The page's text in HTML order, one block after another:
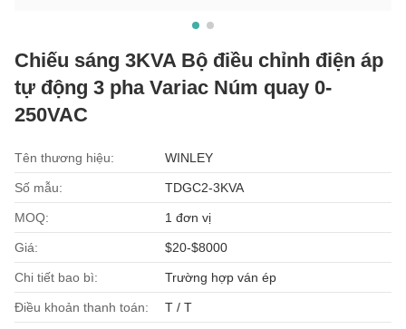
Chiếu sáng 3KVA Bộ điều chỉnh điện áp
tự động 3 pha Variac Núm quay 0-
250VAC
Tên thương hiệu: WINLEY
Số mẫu: TDGC2-3KVA
MOQ: 1 đơn vị
Giá: $20-$8000
Chi tiết bao bì: Trường hợp ván ép
Điều khoản thanh toán: T / T